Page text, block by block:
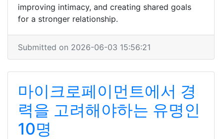
improving intimacy, and creating shared goals
for a stronger relationship.
Submitted on 2026-06-03 15:56:21
마이크로페이먼트에서 경
력을 고려해야하는 유명인
10명